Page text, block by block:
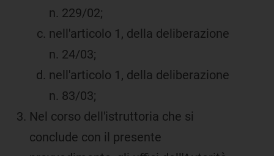
n. 229/02;
nell'articolo 1, della deliberazione
n. 24/03;
nell'articolo 1, della deliberazione
n. 83/03;
Nel corso dell'istruttoria che si
conclude con il presente